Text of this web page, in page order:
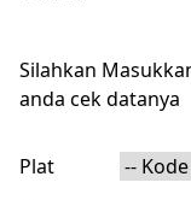
Silahkan
anda cek datanya
Plat